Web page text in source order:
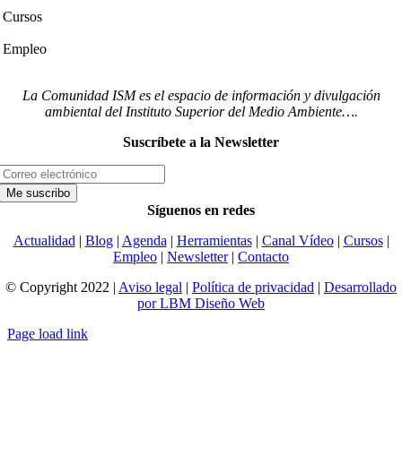
Cursos
Empleo
La Comunidad ISM es el espacio de información y divulgación
ambiental del Instituto Superior del Medio Ambiente….
Suscríbete a la Newsletter
Síguenos en redes
Actualidad | Blog| Agenda | Herramientas| Canal Vídeo| Cursos|
Empleo | Newsletter| Contacto
© Copyright 2022 | Aviso legal | Política de privacidad | Desarrollado
por LBM Diseño Web
Page load link